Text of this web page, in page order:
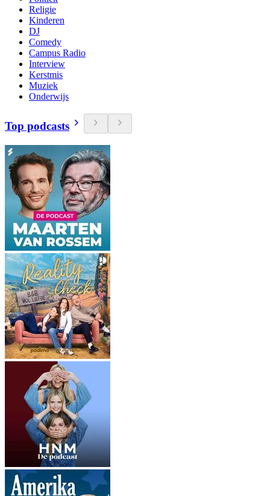
Religie
Kinderen
DJ
Comedy
Campus Radio
Interview
Kerstmis
Muziek
Onderwijs
Top podcasts